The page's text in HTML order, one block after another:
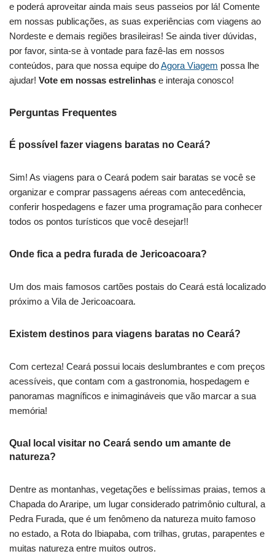
e poderá aproveitar ainda mais seus passeios por lá! Comente
em nossas publicações, as suas experiências com viagens ao
Nordeste e demais regiões brasileiras! Se ainda tiver dúvidas,
por favor, sinta-se à vontade para fazê-las em nossos
conteúdos, para que nossa equipe doAgora Viagem possa lhe
ajudar! Vote em nossas estrelinhas e interaja conosco!
Perguntas Frequentes
É possível fazer viagens baratas no Ceará?
Sim! As viagens para o Ceará podem sair baratas se você se
organizar e comprar passagens aéreas com antecedência,
conferir hospedagens e fazer uma programação para conhecer
todos os pontos turísticos que você desejar!!
Onde fica a pedra furada de Jericoacoara?
Um dos mais famosos cartões postais do Ceará está localizado
próximo a Vila de Jericoacoara.
Existem destinos para viagens baratas no Ceará?
Com certeza! Ceará possui locais deslumbrantes e com preços
acessíveis, que contam com a gastronomia, hospedagem e
panoramas magníficos e inimagináveis que vão marcar a sua
memória!
Qual local visitar no Ceará sendo um amante de
natureza?
Dentre as montanhas, vegetações e belíssimas praias, temos a
Chapada do Araripe, um lugar considerado patrimônio cultural, a
Pedra Furada, que é um fenômeno da natureza muito famoso
no estado, a Rota do Ibiapaba, com trilhas, grutas, parapentes e
muitas natureza entre muitos outros.